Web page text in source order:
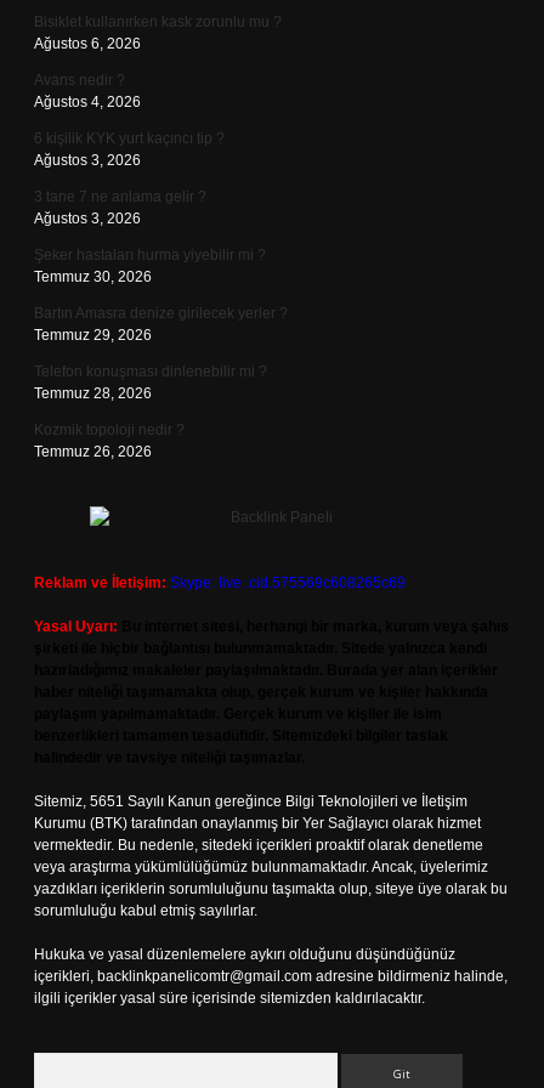
Bisiklet kullanırken kask zorunlu mu ?
Ağustos 6, 2026
Avans nedir ?
Ağustos 4, 2026
6 kişilik KYK yurt kaçıncı tip ?
Ağustos 3, 2026
3 tane 7 ne anlama gelir ?
Ağustos 3, 2026
Şeker hastaları hurma yiyebilir mi ?
Temmuz 30, 2026
Bartın Amasra denize girilecek yerler ?
Temmuz 29, 2026
Telefon konuşması dinlenebilir mi ?
Temmuz 28, 2026
Kozmik topoloji nedir ?
Temmuz 26, 2026
Reklam ve İletişim: Skype: live:.cid.575569c608265c69
Yasal Uyarı:
Sitemiz, 5651 Sayılı Kanun gereğince Bilgi Teknolojileri ve İletişim
Kurumu (BTK) tarafından onaylanmış bir Yer Sağlayıcı olarak hizmet
vermektedir. Bu nedenle, sitedeki içerikleri proaktif olarak denetleme
veya araştırma yükümlülüğümüz bulunmamaktadır. Ancak, üyelerimiz
yazdıkları içeriklerin sorumluluğunu taşımakta olup, siteye üye olarak bu
sorumluluğu kabul etmiş sayılırlar.
Hukuka ve yasal düzenlemelere aykırı olduğunu düşündüğünüz
içerikleri, backlinkpanelicomtr@gmail.com adresine bildirmeniz halinde,
ilgili içerikler yasal süre içerisinde sitemizden kaldırılacaktır.